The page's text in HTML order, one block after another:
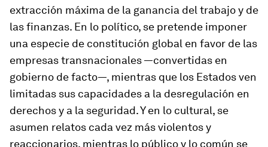
extracción máxima de la ganancia del trabajo y de
las finanzas. En lo político, se pretende imponer
una especie de constitución global en favor de las
empresas transnacionales —convertidas en
gobierno de facto—, mientras que los Estados ven
limitadas sus capacidades a la desregulación en
derechos y a la seguridad. Y en lo cultural, se
asumen relatos cada vez más violentos y
reaccionarios, mientras lo público y lo común se